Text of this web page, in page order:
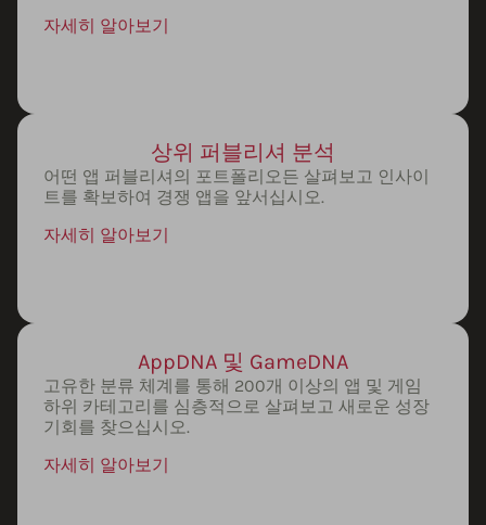
자세히 알아보기
상위 퍼블리셔 분석
어떤 앱 퍼블리셔의 포트폴리오든 살펴보고 인사이
트를 확보하여 경쟁 앱을 앞서십시오.
자세히 알아보기
AppDNA 및 GameDNA
고유한 분류 체계를 통해 200개 이상의 앱 및 게임
하위 카테고리를 심층적으로 살펴보고 새로운 성장
기회를 찾으십시오.
자세히 알아보기